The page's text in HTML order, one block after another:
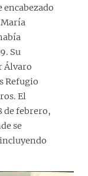
encabezado
Su
Álvaro
Refugio
El
de febrero,
se